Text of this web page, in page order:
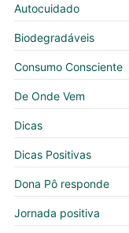
Autocuidado
Biodegradáveis
Consumo Consciente
De Onde Vem
Dicas
Dicas Positivas
Dona Pô responde
Jornada positiva